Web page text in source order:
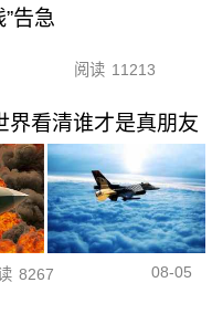
告急
阅读 11213
界看清谁才是真朋友
8267 08-05